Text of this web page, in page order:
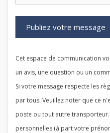
Cet espace de communication
un avis, une question ou un
Si votre message respecte les
par tous. Veuillez noter que ce
poste ou tout autre
personnelles (à part votre